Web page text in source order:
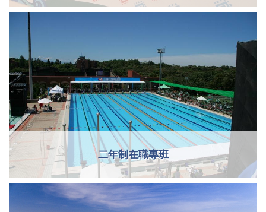
二年制在職專班